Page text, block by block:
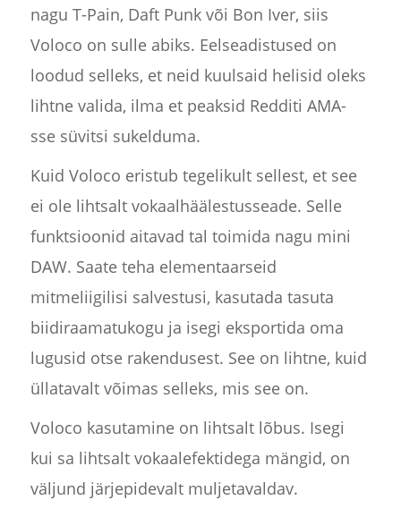
nagu T-Pain, Daft Punk või Bon Iver, siis
Voloco on sulle abiks. Eelseadistused on
loodud selleks, et neid kuulsaid helisid oleks
lihtne valida, ilma et peaksid Redditi AMA-
sse süvitsi sukelduma.
Kuid Voloco eristub tegelikult sellest, et see
ei ole lihtsalt vokaalhäälestusseade. Selle
funktsioonid aitavad tal toimida nagu mini
DAW. Saate teha elementaarseid
mitmeliigilisi salvestusi, kasutada tasuta
biidiraamatukogu ja isegi eksportida oma
lugusid otse rakendusest. See on lihtne, kuid
üllatavalt võimas selleks, mis see on.
Voloco kasutamine on lihtsalt lõbus. Isegi
kui sa lihtsalt vokaalefektidega mängid, on
väljund järjepidevalt muljetavaldav.